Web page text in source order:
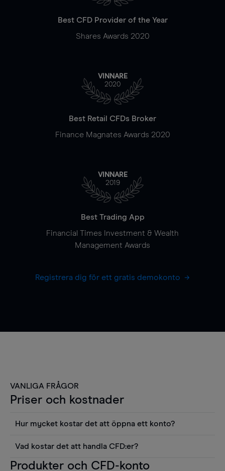
Best CFD Provider of the Year
Shares Awards 2020
VINNARE
2020
Best Retail CFDs Broker
Finance Magnates Awards 2020
VINNARE
2019
Best Trading App
Financial Times Investment & Wealth
Management Awards
Registrera dig för ett gratis demokonto
VANLIGA FRÅGOR
Priser och kostnader
Hur mycket kostar det att öppna ett konto?
använda sådana verktyg som diagram, Reuters
Vad kostar det att handla CFD:er?
Det är en rad kostnader att tänka på när man
Produkter och CFD-konto